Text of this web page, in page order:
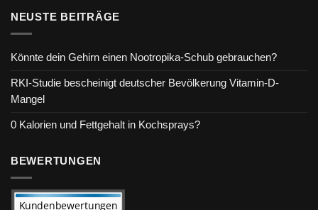
NEUSTE BEITRÄGE
Könnte dein Gehirn einen Nootropika-Schub gebrauchen?
RKI-Studie bescheinigt deutscher Bevölkerung Vitamin-D-
Mangel
0 Kalorien und Fettgehalt in Kochsprays?
BEWERTUNGEN